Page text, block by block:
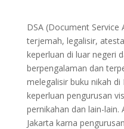
DSA (Document Service
terjemah, legalisir,
keperluan di luar negeri
berpengalaman dan
melegalisir buku nikah
keperluan pengurusan
pernikahan dan lain-lain.
Jakarta karna